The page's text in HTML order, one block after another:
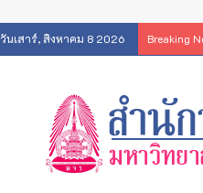
วันเสาร์, สิงหาคม 8 2026 Breaking